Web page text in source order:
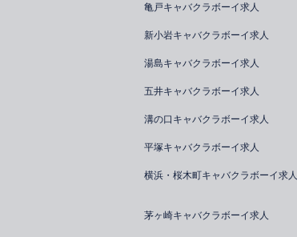
亀戸キャバクラボーイ求人
新小岩キャバクラボーイ求人
湯島キャバクラボーイ求人
五井キャバクラボーイ求人
溝の口キャバクラボーイ求人
平塚キャバクラボーイ求人
横浜・桜木町キャバクラボーイ求人
茅ヶ崎キャバクラボーイ求人